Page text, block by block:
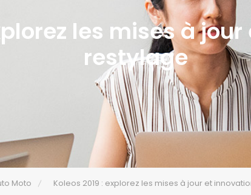
les mises à
restylage
Moto Koleos 2019 : explorez les mises à jour et